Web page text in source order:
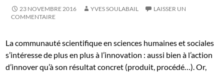
23 NOVEMBRE 2016 YVES SOULABAIL
LAISSER UN
COMMENTAIRE
La communauté scientifique en sciences humaines et sociales
s’intéresse de plus en plus à l’innovation : aussi bien à l’action
d’innover qu’à son résultat concret (produit, procédé…). Or,